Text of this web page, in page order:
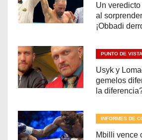
Un
al
¡Obbadi
PUNTO DE VISTA
Usyk y
gemelos
la
INFORMES DE
Mbilli vence